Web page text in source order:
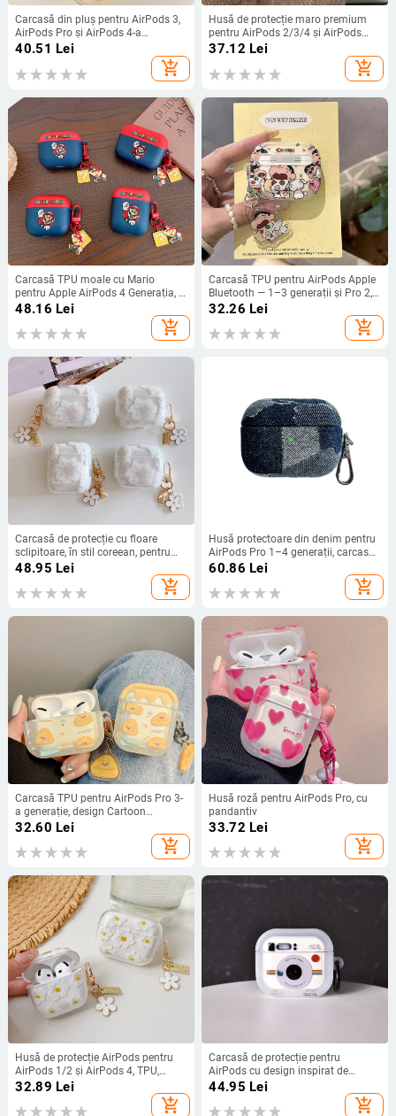
Carcasă din pluș pentru AirPods 3,
AirPods Pro și AirPods 4-a
generație – husă Bluetooth pentru
40.51 Lei
add_shopping_cart
Husă de protecție maro premium
pentru AirPods 2/3/4 și AirPods
Pro
37.12 Lei
add_shopping_cart
Carcasă TPU moale cu Mario
pentru Apple AirPods 4 Generația, 2
Generația, 3 Generația și AirPods
48.16 Lei
add_shopping_cart
Carcasă TPU pentru AirPods Apple
Bluetooth — 1–3 generații și Pro 2,
design drăguț și creativ
32.26 Lei
add_shopping_cart
Carcasă de protecție cu floare
sclipitoare, în stil coreean, pentru
AirPods Pro (generația 3, 4) și
48.95 Lei
add_shopping_cart
Husă protectoare din denim pentru
AirPods Pro 1–4 generații, carcasă
rigidă, lucrată manual
60.86 Lei
add_shopping_cart
Carcasă TPU pentru AirPods Pro 3-
a generație, design Cartoon
Cheesecake, cadru foto gravat
32.60 Lei
add_shopping_cart
Husă roză pentru AirPods Pro, cu
pandantiv
33.72 Lei
add_shopping_cart
Husă de protecție AirPods pentru
AirPods 1/2 și AirPods 4, TPU,
pandantiv, imprint, personalizabil
32.89 Lei
add_shopping_cart
Carcasă de protecție pentru
AirPods cu design inspirat de
Polaroid, compatibilă cu AirPods
1–4 generații, stil minimalist
44.95 Lei
add_shopping_cart